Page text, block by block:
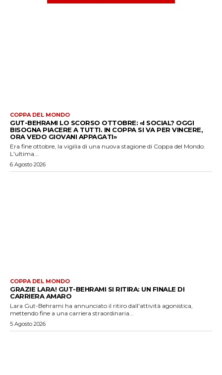
COPPA DEL MONDO
GUT-BEHRAMI LO SCORSO OTTOBRE: «I SOCIAL? OGGI
BISOGNA PIACERE A TUTTI. IN COPPA SI VA PER VINCERE,
ORA VEDO GIOVANI APPAGATI»
Era fine ottobre, la vigilia di una nuova stagione di Coppa del Mondo.
L'ultima...
6 Agosto 2026
COPPA DEL MONDO
GRAZIE LARA! GUT-BEHRAMI SI RITIRA: UN FINALE DI
CARRIERA AMARO
Lara Gut-Behrami ha annunciato il ritiro dall'attività agonistica,
mettendo fine a una carriera straordinaria...
5 Agosto 2026